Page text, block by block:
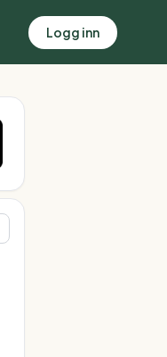
Logg inn